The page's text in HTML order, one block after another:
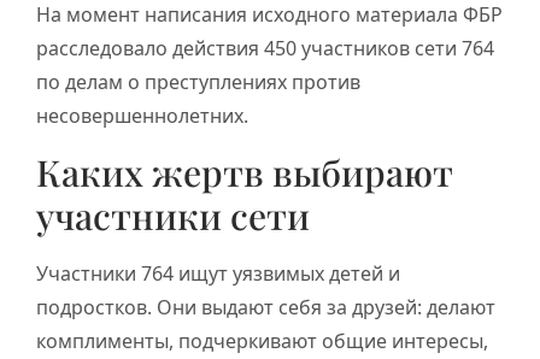
На момент написания исходного материала ФБР
расследовало действия 450 участников сети 764
по делам о преступлениях против
несовершеннолетних.
Каких жертв выбирают
участники сети
Участники 764 ищут уязвимых детей и
подростков. Они выдают себя за друзей: делают
комплименты, подчеркивают общие интересы,